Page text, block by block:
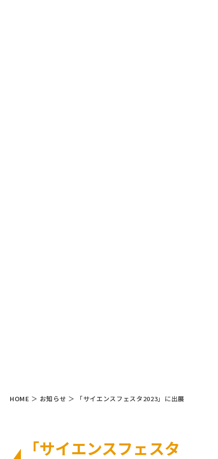
HOME ＞ お知らせ ＞ 「サイエンスフェスタ2023」に出展
「サイエンスフェスタ